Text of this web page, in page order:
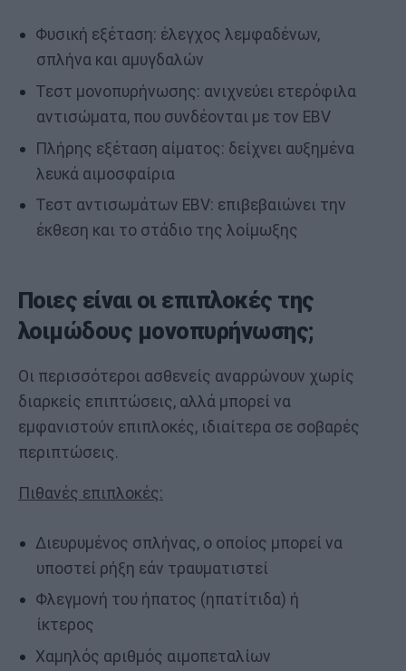
Φυσική εξέταση: έλεγχος λεμφαδένων,
σπλήνα και αμυγδαλών
Τεστ μονοπυρήνωσης: ανιχνεύει ετερόφιλα
αντισώματα, που συνδέονται με τον EBV
Πλήρης εξέταση αίματος: δείχνει αυξημένα
λευκά αιμοσφαίρια
Τεστ αντισωμάτων EBV: επιβεβαιώνει την
έκθεση και το στάδιο της λοίμωξης
Ποιες είναι οι επιπλοκές της
λοιμώδους μονοπυρήνωσης;
Οι περισσότεροι ασθενείς αναρρώνουν χωρίς
διαρκείς επιπτώσεις, αλλά μπορεί να
εμφανιστούν επιπλοκές, ιδιαίτερα σε σοβαρές
περιπτώσεις.
Πιθανές επιπλοκές:
Διευρυμένος σπλήνας, ο οποίος μπορεί να
υποστεί ρήξη εάν τραυματιστεί
Φλεγμονή του ήπατος (ηπατίτιδα) ή
ίκτερος
Χαμηλός αριθμός αιμοπεταλίων